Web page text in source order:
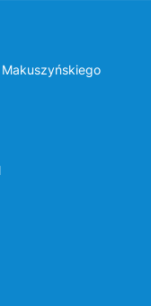
Makuszyńskiego